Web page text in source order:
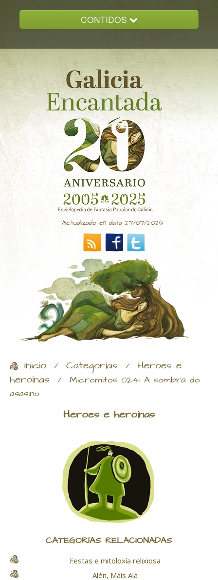
CONTIDOS
GALICIA ENCANTADA
DOCUMENTACION
NOVAS
CONTACTO
Actualizado en data 27/07/2026
Inicio / Categorías / Heroes e
heroínas / Micromitos 024: A sombra do
asasino
Heroes e heroínas
CATEGORÍAS RELACIONADAS
Festas e mitoloxía relixiosa
Alén, Máis Alá